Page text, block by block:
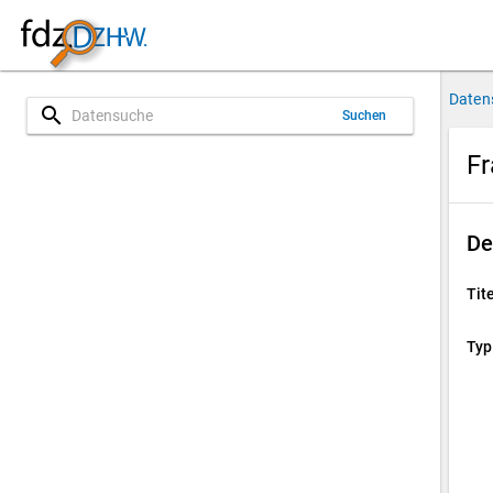
search Suchen